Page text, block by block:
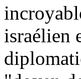
israélien